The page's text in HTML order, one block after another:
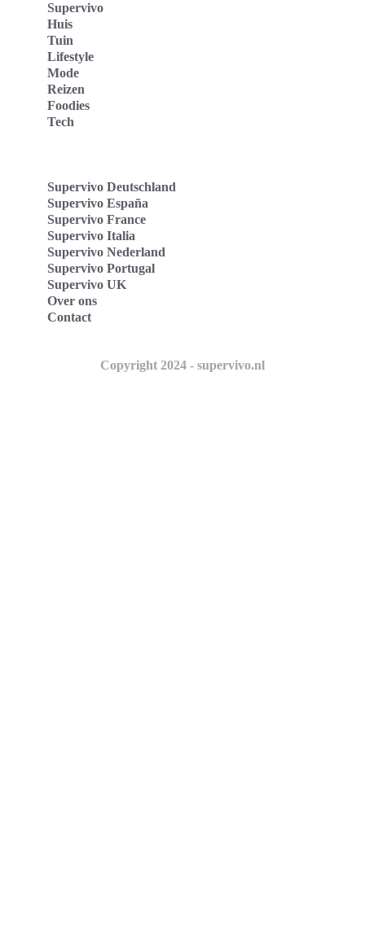
Supervivo
Huis
Tuin
Lifestyle
Mode
Reizen
Foodies
Tech
Supervivo Deutschland
Supervivo España
Supervivo France
Supervivo Italia
Supervivo Nederland
Supervivo Portugal
Supervivo UK
Over ons
Contact
Copyright 2024 - supervivo.nl